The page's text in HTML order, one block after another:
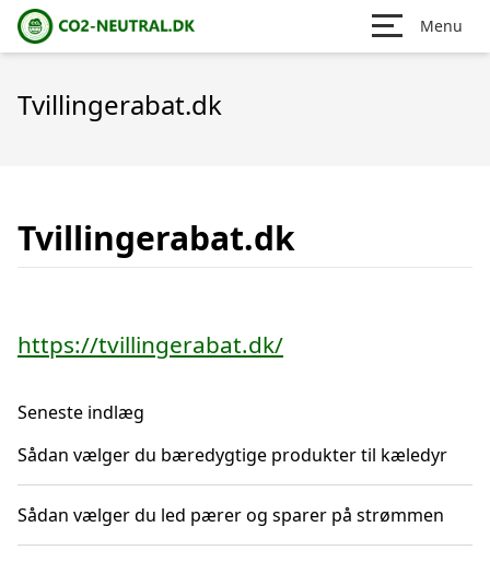
Menu
Tvillingerabat.dk
Tvillingerabat.dk
https://tvillingerabat.dk/
Seneste indlæg
Sådan vælger du bæredygtige produkter til kæledyr
Sådan vælger du led pærer og sparer på strømmen